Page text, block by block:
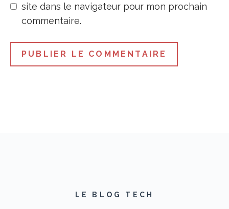
site dans le navigateur pour mon prochain
commentaire.
LE BLOG TECH